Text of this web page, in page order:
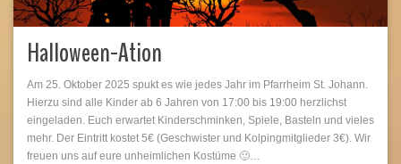
Halloween-Ation
Am 25. Oktober 2025 spukt es wie jedes Jahr im Pfarrheim St. Johann.
Hierzu sind alle Kinder ab 6 Jahren von 17:00 bis 19:00 herzlichst
eingeladen. Euch erwartet Kinderschminken, Spiele, Basteln und vieles
mehr. Der Eintritt kostet 5€ (Geschwister und Kolpingmitglieder 3€). Wir
freuen uns auf eure unheimlichen Kostüme 🙂…